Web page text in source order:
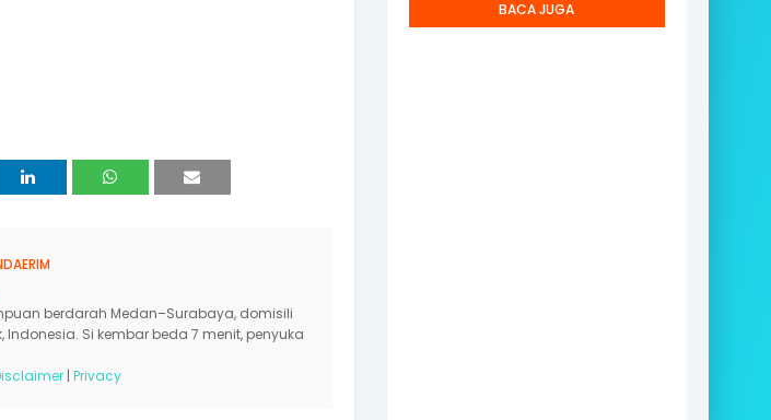
berdarah Medan–Surabaya, domisili
Indonesia. Si kembar beda 7 menit, penyuka
| Privacy
BACA JUGA